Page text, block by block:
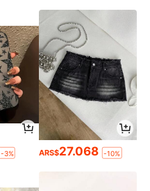
-3% ARS$27.068 -10%